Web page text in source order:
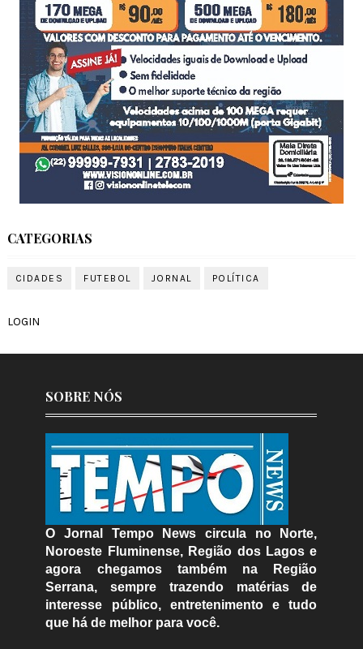
CATEGORIAS
CIDADES FUTEBOL JORNAL POLÍTICA
LOGIN
SOBRE NÓS
O Jornal Tempo News circula no Norte,
Noroeste Fluminense, Região dos Lagos e
agora chegamos também na Região
Serrana, sempre trazendo matérias de
interesse público, entretenimento e tudo
que há de melhor para você.